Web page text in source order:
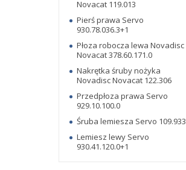
Novacat 119.013
Pierś prawa Servo
930.78.036.3+1
Płoza robocza lewa Novadisc
Novacat 378.60.171.0
Nakrętka śruby nożyka
Novadisc Novacat 122.306
Przedpłoza prawa Servo
929.10.100.0
Śruba lemiesza Servo 109.933
Lemiesz lewy Servo
930.41.120.0+1